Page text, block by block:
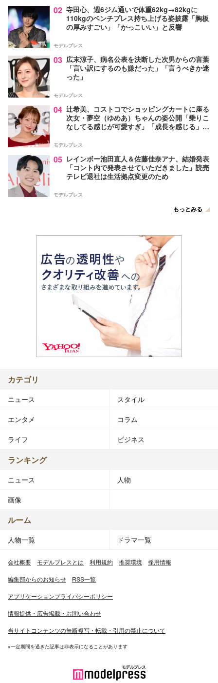
02 寺田心、週6ジム通いで体重62kg→82kgに
110kgのベンチプレス持ち上げる姿披露「胸板
の厚みすごい」「かっこいい」と反響
モデルプレス
03 広末涼子、病名公表を決断した次男からの言葉
「言い訳にするのも嫌だった」「言うべきか迷
った」
モデルプレス
04 辻希美、コストコでショッピングカートに座る
次女・夢空（ゆめあ）ちゃんの姿公開「乗りこ
なしてる感じが可愛すぎ」「成長を感じる」の
モデルプレス
05 レインボー池田直人＆佐藤佳奈アナ、結婚発表
「コント内で発表させていただきました」読売
テレビ退社は生活拠点変更のため
モデルプレス
もっとみる
カテゴリ
ニュース スタイル
エンタメ コラム
ライフ ビジネス
ランキング
ニュース 人物
画像
ルーム
人物一覧 ドラマ一覧
会社概要 モデルプレスとは 利用規約 推奨環境 採用情報
編集部からのお知らせ RSS一覧
アプリケーションプライバシーポリシー
情報提供・広告掲載・お問い合わせ
当サイトコンテンツの無断複写・転載・引用の禁止について
※一定期間を過ぎた記事は非表示になることがあります